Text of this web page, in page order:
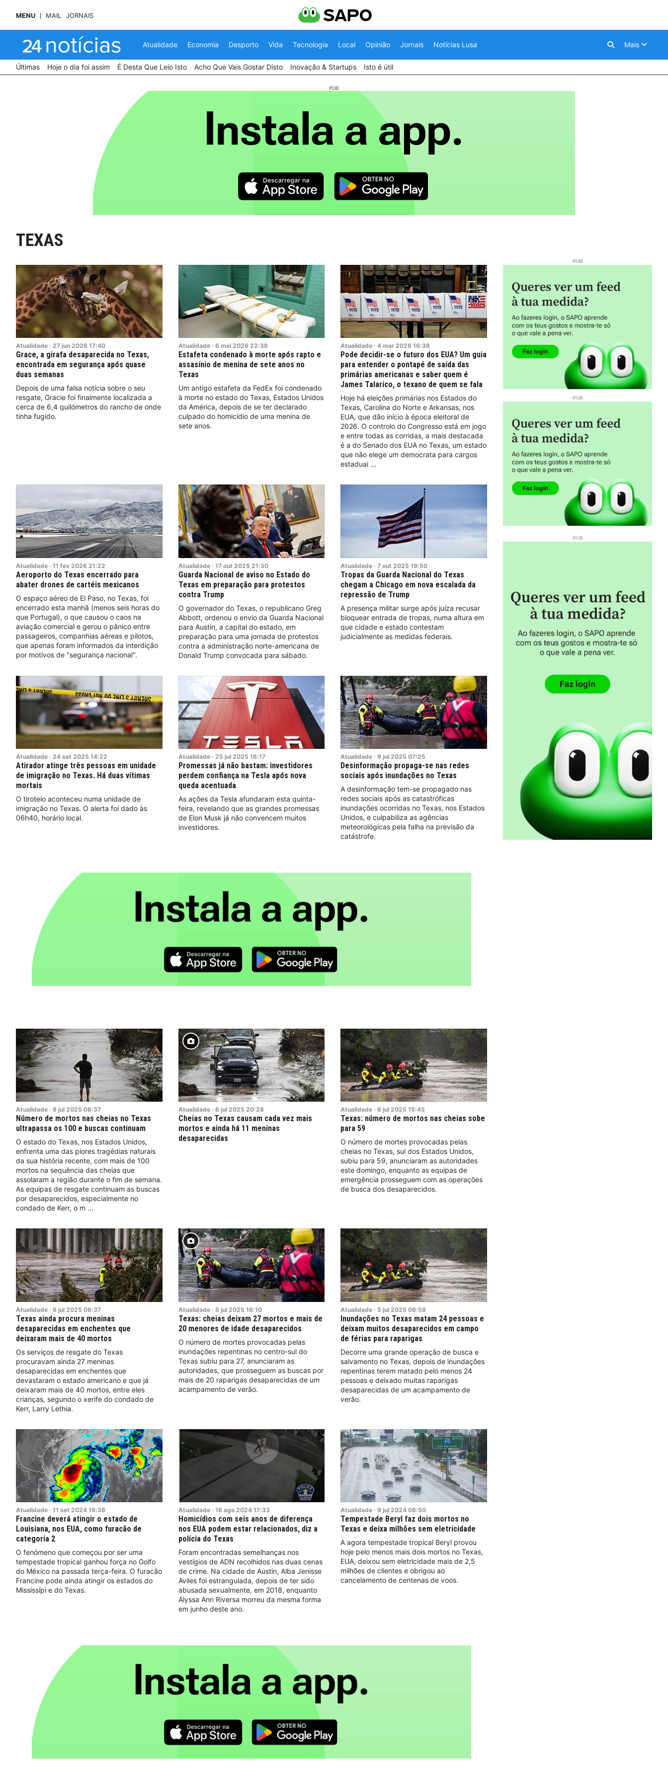
MENU MAIL JORNAIS
Atualidade Economia Desporto Vida Tecnologia Local Opinião Jornais Notícias Lusa Mais
Últimas Hoje o dia foi assim É Desta Que Leio Isto Acho Que Vais Gostar Disto Inovação & Startups Isto é útil
TEXAS
Atualidade · 27 jun 2026 17:40
Grace, a girafa desaparecida no Texas,
encontrada em segurança após quase
duas semanas
Depois de uma falsa notícia sobre o seu
resgate, Gracie foi finalmente localizada a
cerca de 6,4 quilómetros do rancho de onde
tinha fugido.
Atualidade · 6 mai 2026 22:38
Estafeta condenado à morte após rapto e
assasínio de menina de sete anos no
Texas
Um antigo estafeta da FedEx foi condenado
à morte no estado do Texas, Estados Unidos
da América, depois de se ter declarado
culpado do homicídio de uma menina de
sete anos.
Atualidade · 4 mar 2026 16:38
Pode decidir-se o futuro dos EUA? Um guia
para entender o pontapé de saída das
primárias americanas e saber quem é
James Talarico, o texano de quem se fala
Hoje há eleições primárias nos Estados do
Texas, Carolina do Norte e Arkansas, nos
EUA, que dão início à época eleitoral de
2026. O controlo do Congresso está em jogo
e entre todas as corridas, a mais destacada
é a do Senado dos EUA no Texas, um estado
que não elege um democrata para cargos
estaduai
Atualidade · 11 fev 2026 21:22
Aeroporto do Texas encerrado para
abater drones de cartéis mexicanos
O espaço aéreo de El Paso, no Texas, foi
encerrado esta manhã (menos seis horas do
que Portugal), o que causou o caos na
aviação comercial e gerou o pânico entre
passageiros, companhias aéreas e pilotos,
que apenas foram informados da interdição
por motivos de "segurança nacional".
Atualidade · 17 out 2025 21:30
Guarda Nacional de aviso no Estado do
Texas em preparação para protestos
contra Trump
O governador do Texas, o republicano Greg
Abbott, ordenou o envio da Guarda Nacional
para Austin, a capital do estado, em
preparação para uma jornada de protestos
contra a administração norte-americana de
Donald Trump convocada para sábado.
Atualidade · 7 out 2025 19:50
Tropas da Guarda Nacional do Texas
chegam a Chicago em nova escalada da
repressão de Trump
A presença militar surge após juíza recusar
bloquear entrada de tropas, numa altura em
que cidade e estado contestam
judicialmente as medidas federais.
Atualidade · 24 set 2025 14:22
Atirador atinge três pessoas em unidade
de imigração no Texas. Há duas vítimas
mortais
O tiroteio aconteceu numa unidade de
imigração no Texas. O alerta foi dado às
06h40, horário local.
Atualidade · 25 jul 2025 16:17
Promessas já não bastam: investidores
perdem confiança na Tesla após nova
queda acentuada
As ações da Tesla afundaram esta quinta-
feira, revelando que as grandes promessas
de Elon Musk já não convencem muitos
investidores.
Atualidade · 9 jul 2025 07:25
Desinformação propaga-se nas redes
sociais após inundações no Texas
A desinformação tem-se propagado nas
redes sociais após as catastróficas
inundações ocorridas no Texas, nos Estados
Unidos, e culpabiliza as agências
meteorológicas pela falha na previsão da
catástrofe.
Atualidade · 8 jul 2025 08:37
Número de mortos nas cheias no Texas
ultrapassa os 100 e buscas continuam
O estado do Texas, nos Estados Unidos,
enfrenta uma das piores tragédias naturais
da sua história recente, com mais de 100
mortos na sequência das cheias que
assolaram a região durante o fim de semana.
As equipas de resgate continuam as buscas
por desaparecidos, especialmente no
condado de Kerr, o m
Atualidade · 6 jul 2025 20:28
Cheias no Texas causam cada vez mais
mortos e ainda há 11 meninas
desaparecidas
Atualidade · 6 jul 2025 15:45
Texas: número de mortos nas cheias sobe
para 59
O número de mortes provocadas pelas
cheias no Texas, sul dos Estados Unidos,
subiu para 59, anunciaram as autoridades
este domingo, enquanto as equipas de
emergência prosseguem com as operações
de busca dos desaparecidos.
Atualidade · 6 jul 2025 08:37
Texas ainda procura meninas
desaparecidas em enchentes que
deixaram mais de 40 mortos
Os serviços de resgate do Texas
procuravam ainda 27 meninas
desaparecidas em enchentes que
devastaram o estado americano e que já
deixaram mais de 40 mortos, entre eles
crianças, segundo o xerife do condado de
Kerr, Larry Lethia.
Atualidade · 5 jul 2025 16:10
Texas: cheias deixam 27 mortos e mais de
20 menores de idade desaparecidos
O número de mortes provocadas pelas
inundações repentinas no centro-sul do
Texas subiu para 27, anunciaram as
autoridades, que prosseguem as buscas por
mais de 20 raparigas desaparecidas de um
acampamento de verão.
Atualidade · 5 jul 2025 08:58
Inundações no Texas matam 24 pessoas e
deixam muitos desaparecidos em campo
de férias para raparigas
Decorre uma grande operação de busca e
salvamento no Texas, depois de inundações
repentinas terem matado pelo menos 24
pessoas e deixado muitas raparigas
desaparecidas de um acampamento de
verão.
Atualidade · 11 set 2024 16:38
Francine deverá atingir o estado de
Louisiana, nos EUA, como furacão de
categoria 2
O fenómeno que começou por ser uma
tempestade tropical ganhou força no Golfo
do México na passada terça-feira. O furacão
Francine pode ainda atingir os estados do
Mississípi e do Texas.
Atualidade · 16 ago 2024 17:33
Homicídios com seis anos de diferença
nos EUA podem estar relacionados, diz a
polícia do Texas
Foram encontradas semelhanças nos
vestígios de ADN recolhidos nas duas cenas
de crime. Na cidade de Austin, Alba Jenisse
Aviles foi estrangulada, depois de ter sido
abusada sexualmente, em 2018, enquanto
Alyssa Ann Riversa morreu da mesma forma
em junho deste ano.
Atualidade · 9 jul 2024 08:50
Tempestade Beryl faz dois mortos no
Texas e deixa milhões sem eletricidade
A agora tempestade tropical Beryl provou
hoje pelo menos mais dois mortos no Texas,
EUA, deixou sem eletricidade mais de 2,5
milhões de clientes e obrigou ao
cancelamento de centenas de voos.